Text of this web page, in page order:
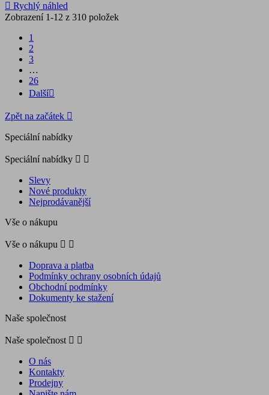
 Rychlý náhled
Zobrazení 1-12 z 310 položek
1
2
3
…
26
Další
Zpět na začátek 
Speciální nabídky
Speciální nabídky  
Slevy
Nové produkty
Nejprodávanější
Vše o nákupu
Vše o nákupu  
Doprava a platba
Podmínky ochrany osobních údajů
Obchodní podmínky
Dokumenty ke stažení
Naše společnost
Naše společnost  
O nás
Kontakty
Prodejny